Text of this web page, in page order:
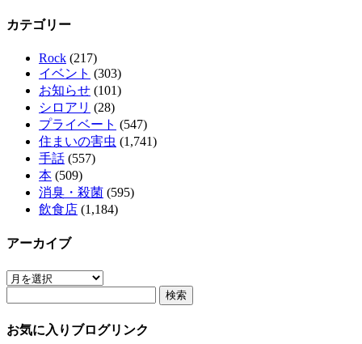
カテゴリー
Rock (217)
イベント (303)
お知らせ (101)
シロアリ (28)
プライベート (547)
住まいの害虫 (1,741)
手話 (557)
本 (509)
消臭・殺菌 (595)
飲食店 (1,184)
アーカイブ
ア
イ
お気に入りブログリンク